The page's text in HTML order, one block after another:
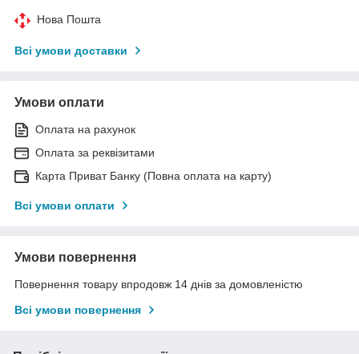
Нова Пошта
Всі умови доставки
Умови оплати
Оплата на рахунок
Оплата за реквізитами
Карта Приват Банку (Повна оплата на карту)
Всі умови оплати
Умови повернення
Повернення товару впродовж 14 днів за домовленістю
Всі умови повернення